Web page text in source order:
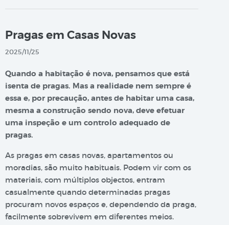
Pragas em Casas Novas
2025/11/25
Quando a habitação é nova, pensamos que está
isenta de pragas. Mas a realidade nem sempre é
essa e, por precaução, antes de habitar uma casa,
mesma a construção sendo nova, deve efetuar
uma inspeção e um controlo adequado de
pragas.
As pragas em casas novas, apartamentos ou
moradias, são muito habituais. Podem vir com os
materiais, com múltiplos objectos, entram
casualmente quando determinadas pragas
procuram novos espaços e, dependendo da praga,
facilmente sobrevivem em diferentes meios.